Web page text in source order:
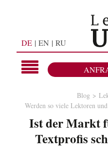
DE EN RU
Blog
Werden so viele Lektoren
Ist der Markt
Textprofis